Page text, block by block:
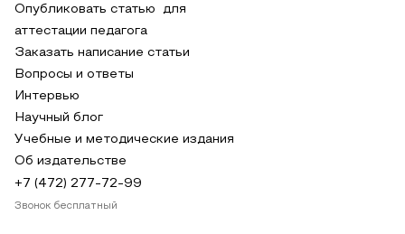
Опубликовать статью для
аттестации педагога
Заказать написание статьи
Вопросы и ответы
Интервью
Научный блог
Учебные и методические издания
Об издательстве
+7 (472) 277-72-99
Звонок бесплатный